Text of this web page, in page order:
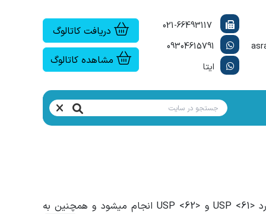
09304615791
ایتا
دریافت کاتالوگ
مشاهده کاتالوگ
در آزمایشگاه آریا سلامت رازی آزمون های میکروبیولوژی دارو ها بر اساس استاندارد <USP <61 و <USP <62 انجام میشود و همچنین به